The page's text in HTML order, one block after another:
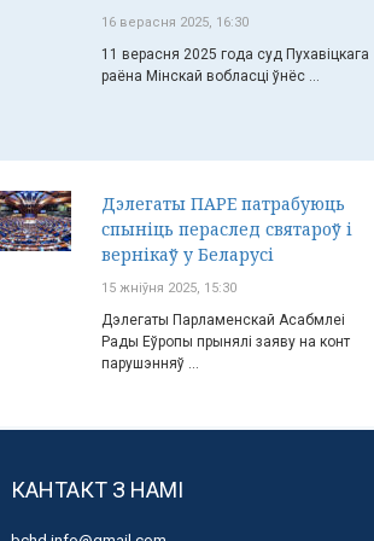
16 верасня 2025, 16:30
11 верасня 2025 года суд Пухавіцкага
раёна Мінскай вобласці ўнёс ...
Дэлегаты ПАРЕ патрабуюць
спыніць пераслед святароў і
вернікаў у Беларусі
15 жніўня 2025, 15:30
Дэлегаты Парламенскай Асабмлеі
Рады Еўропы прынялі заяву на конт
парушэнняў ...
КАНТАКТ З НАМІ